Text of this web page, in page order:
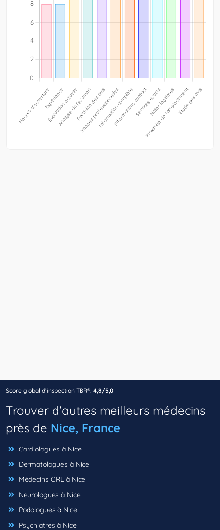
Score global d’inspection TBR®: 4,8/5,0
Trouver d'autres meilleurs médecins
près de Nice, France
Cardiologues à Nice
Dermatologues à Nice
Médecins ORL à Nice
Neurologues à Nice
Podologues à Nice
Psychiatres à Nice